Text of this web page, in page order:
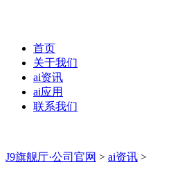
首页
关于我们
ai资讯
ai应用
联系我们
J9旗舰厅·公司官网 > ai资讯 >